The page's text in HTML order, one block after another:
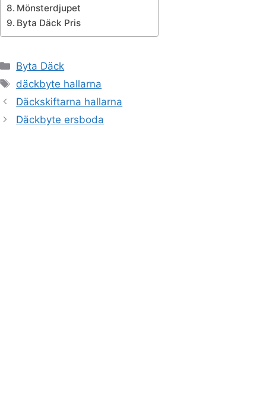
Mönsterdjupet
Byta Däck Pris
Kategorier
Byta Däck
Etiketter
däckbyte hallarna
Däckskiftarna hallarna
Däckbyte ersboda